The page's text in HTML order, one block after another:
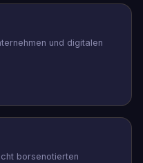
und digitalen
borsenotierten